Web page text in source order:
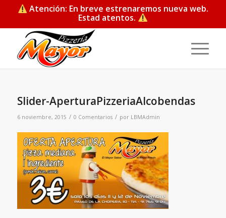
Atención: En breve estrenaremos nueva web.
Estad atentos.
Slider-AperturaPizzeriaAlcobendas
6 noviembre, 2015 / 0 Comentarios / por LBMAdmin